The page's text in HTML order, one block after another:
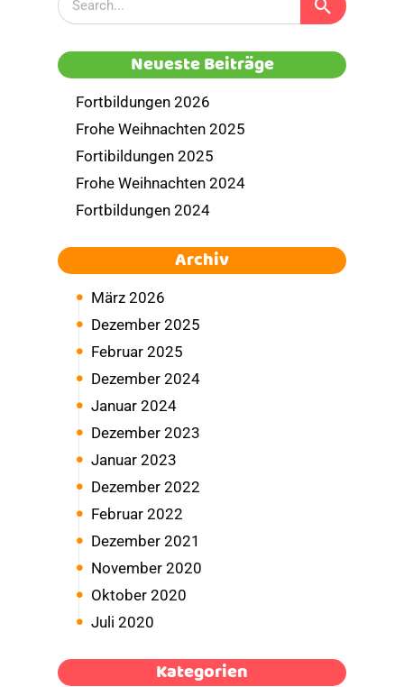
Neueste Beiträge
Fortbildungen 2026
Frohe Weihnachten 2025
Fortibildungen 2025
Frohe Weihnachten 2024
Fortbildungen 2024
Archiv
März 2026
Dezember 2025
Februar 2025
Dezember 2024
Januar 2024
Dezember 2023
Januar 2023
Dezember 2022
Februar 2022
Dezember 2021
November 2020
Oktober 2020
Juli 2020
Kategorien